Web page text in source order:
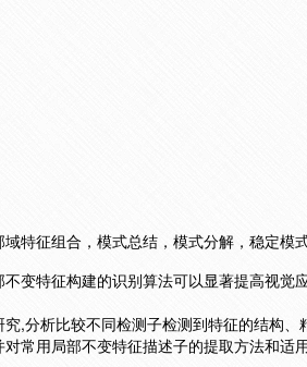
特征组合，模式总结，模式分解，稳定模
变特征构建的识别算法可以显著提高视觉
,分析比较不同检测子检测到特征的结构、
常用局部不变特征描述子的提取方法和适